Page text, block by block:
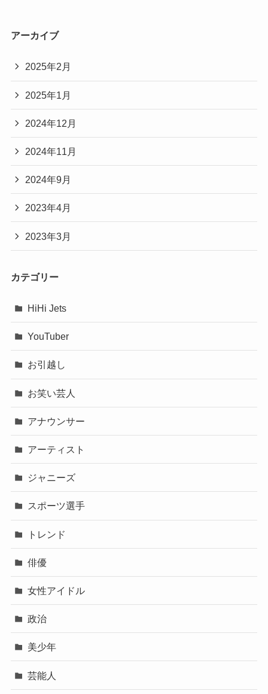
アーカイブ
2025年2月
2025年1月
2024年12月
2024年11月
2024年9月
2023年4月
2023年3月
カテゴリー
HiHi Jets
YouTuber
お引越し
お笑い芸人
アナウンサー
アーティスト
ジャニーズ
スポーツ選手
トレンド
俳優
女性アイドル
政治
美少年
芸能人